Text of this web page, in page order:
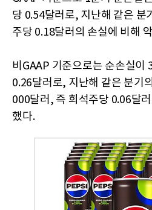
당 0.54달러로, 지난해 같은 분
주당 0.18달러의 손실에 비해
비GAAP 기준으로는 순손실이
0.26달러로, 지난해 같은 분기
000달러, 즉 희석주당 0.06달
했다.